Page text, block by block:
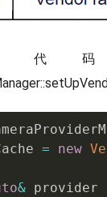
13 代
= new
& provider